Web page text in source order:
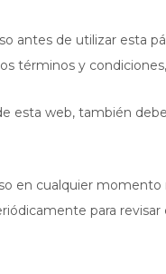
antes de utilizar esta
términos y
esta web, también
en cualquier
para